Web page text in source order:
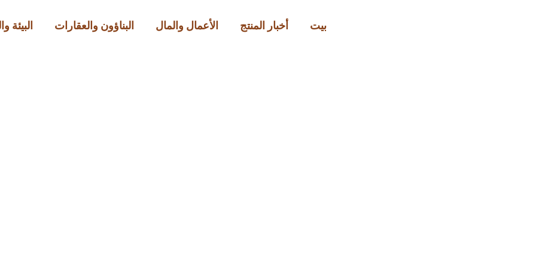
بيت أخبار المنتج الأعمال والمال البناؤون والعقارات البيئة